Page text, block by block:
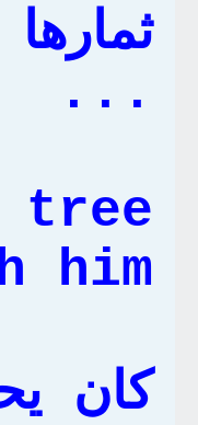
...
tree
him.
كان